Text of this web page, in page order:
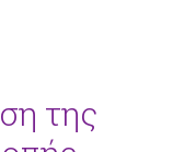
της